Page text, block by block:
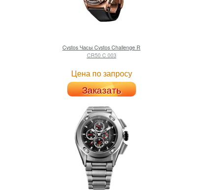
Cvstos Часы Cvstos Challenge R
CR50 C 003
Цена по запросу
Заказать